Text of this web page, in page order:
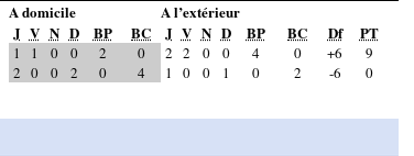
A domicile
A l’extérieur
J V N D BP BC J V N D BP BC Df PT
1 1 0 0 2 0 2 2 0 0 4 0 +6
9
2 0 0 2 0 4 1 0 0 1 0 2 -6 0